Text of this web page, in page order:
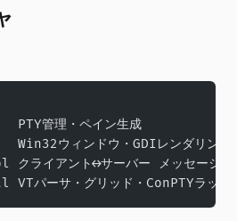
管理・ペイン生成
ウィンドウ・GDIレンダリング
ライアント↔サーバー メッセージ型
パーサ・グリッド・ConPTYラッパ